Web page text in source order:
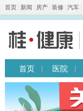
首页 新闻 房产 装修 汽车
首页 医院